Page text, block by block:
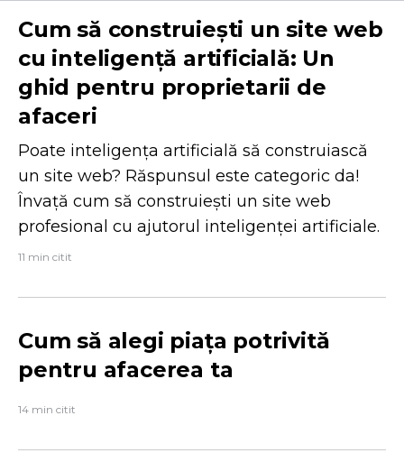
Cum să construiești un site web
cu inteligență artificială: Un
ghid pentru proprietarii de
afaceri
Poate inteligența artificială să construiască
un site web? Răspunsul este categoric da!
Învață cum să construiești un site web
profesional cu ajutorul inteligenței artificiale.
11 min citit
Cum să alegi piața potrivită
pentru afacerea ta
14 min citit